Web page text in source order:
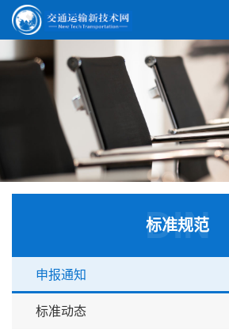
DIN
标准规范
申报通知
标准动态